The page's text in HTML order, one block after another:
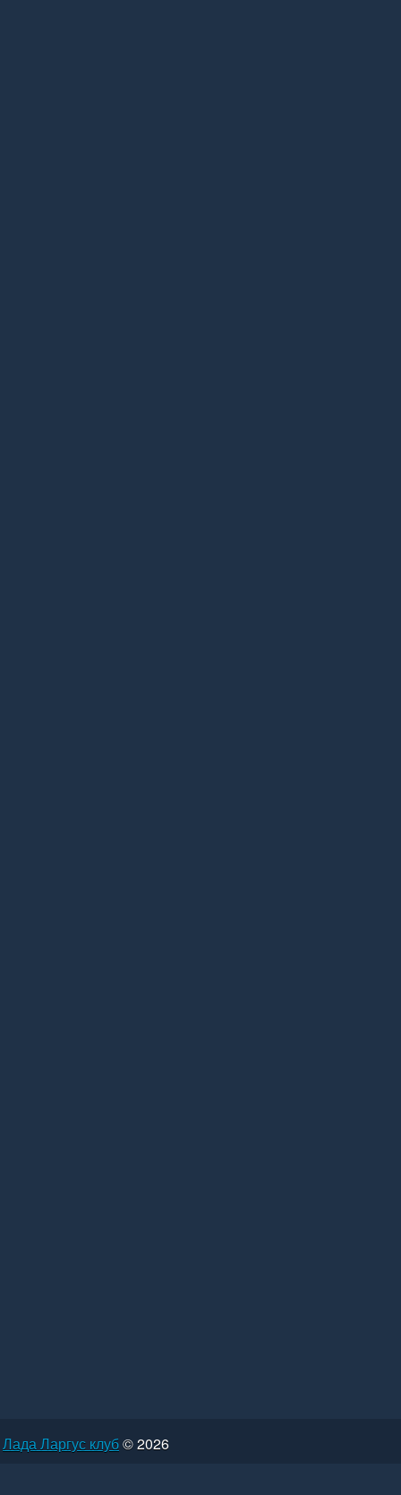
Лада Ларгус клуб© 2026